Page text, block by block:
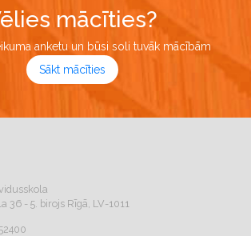
mācīties?
anketu un būsi soli tuvāk mācībām
Sākt mācīties
36 - 5. birojs Rīgā, LV-1011